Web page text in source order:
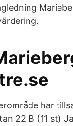
har
22 B (11 st)